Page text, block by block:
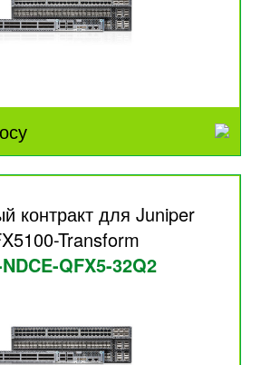
контракт для Juniper
Transform
QFX5-32Q2